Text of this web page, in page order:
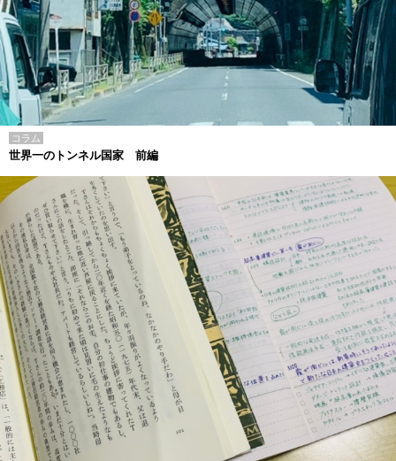
コラム
世界一のトンネル国家 前編